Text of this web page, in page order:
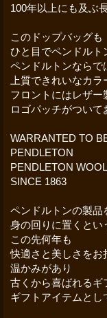
100年以上にも及ぶ
このドップバッグも
ひと目でペンドルト
ペンドルトンならで
上質できれいなカラ
フロントにはレザー
ロゴパッチがついて
WARRANTED TO
PENDLETON
PENDLETON
SINCE 1863
ペンドルトンの製品
身の回りに置くとい
この先何年も
快適さと美しさをお
温かみがあり
古くから喜ばれるギ
ギフトアイテムとし